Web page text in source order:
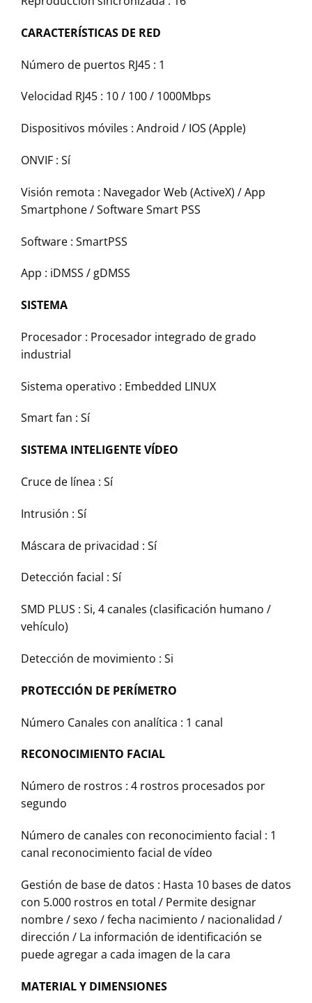
CARACTERÍSTICAS DE RED
Número de puertos RJ45 : 1
Velocidad RJ45 : 10 / 100 / 1000Mbps
Dispositivos móviles : Android / IOS (Apple)
ONVIF : Sí
Visión remota : Navegador Web (ActiveX) / App
Smartphone / Software Smart PSS
Software : SmartPSS
App : iDMSS / gDMSS
SISTEMA
Procesador : Procesador integrado de grado
industrial
Sistema operativo : Embedded LINUX
Smart fan : Sí
SISTEMA INTELIGENTE VÍDEO
Cruce de línea : Sí
Intrusión : Sí
Máscara de privacidad : Sí
Detección facial : Sí
SMD PLUS : Si, 4 canales (clasificación humano /
vehículo)
Detección de movimiento : Si
PROTECCIÓN DE PERÍMETRO
Número Canales con analítica : 1 canal
RECONOCIMIENTO FACIAL
Número de rostros : 4 rostros procesados por
segundo
Número de canales con reconocimiento facial : 1
canal reconocimiento facial de vídeo
Gestión de base de datos : Hasta 10 bases de datos
con 5.000 rostros en total / Permite designar
nombre / sexo / fecha nacimiento / nacionalidad /
dirección / La información de identificación se
puede agregar a cada imagen de la cara
MATERIAL Y DIMENSIONES